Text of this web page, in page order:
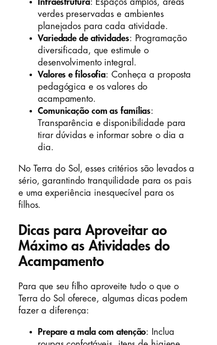
Infraestrutura: Espaços amplos, áreas
verdes preservadas e ambientes
planejados para cada atividade.
Variedade de atividades: Programação
diversificada, que estimule o
desenvolvimento integral.
Valores e filosofia: Conheça a proposta
pedagógica e os valores do
acampamento.
Comunicação com as famílias:
Transparência e disponibilidade para
tirar dúvidas e informar sobre o dia a
dia.
No Terra do Sol, esses critérios são levados a
sério, garantindo tranquilidade para os pais
e uma experiência inesquecível para os
filhos.
Dicas para Aproveitar ao
Máximo as Atividades do
Acampamento
Para que seu filho aproveite tudo o que o
Terra do Sol oferece, algumas dicas podem
fazer a diferença:
Prepare a mala com atenção: Inclua